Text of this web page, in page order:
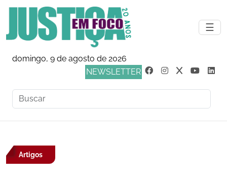
☰
domingo, 9 de agosto de 2026
NEWSLETTER
Artigos